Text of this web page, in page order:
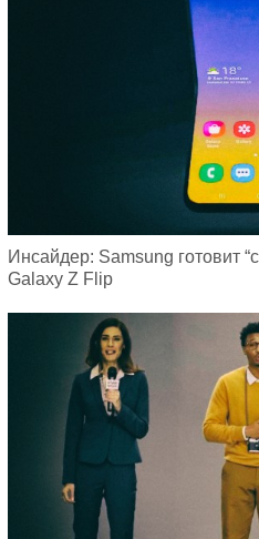
Инсайдер: Samsung готовит
Galaxy Z Flip